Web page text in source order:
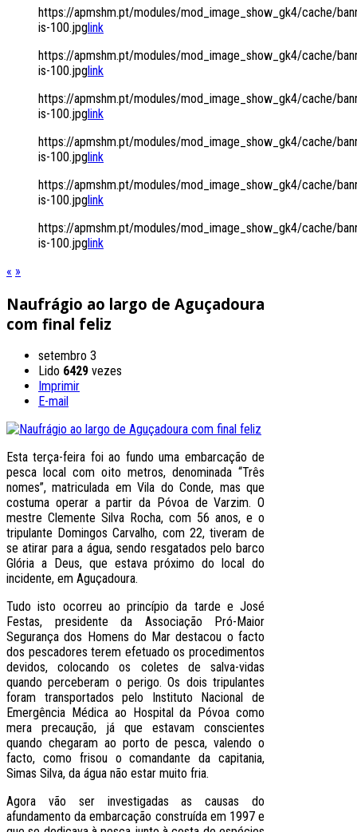
https://apmshm.pt/modules/mod_image_show_gk4/cache/
is-100.jpglink
https://apmshm.pt/modules/mod_image_show_gk4/cache/
is-100.jpglink
https://apmshm.pt/modules/mod_image_show_gk4/cache/
is-100.jpglink
https://apmshm.pt/modules/mod_image_show_gk4/cache/
is-100.jpglink
https://apmshm.pt/modules/mod_image_show_gk4/cache/
is-100.jpglink
https://apmshm.pt/modules/mod_image_show_gk4/cache/
is-100.jpglink
« »
Naufrágio ao largo de Aguçadoura
com final feliz
setembro 3
Lido 6429 vezes
Imprimir
E-mail
Esta terça-feira foi ao fundo uma embarcação de
pesca local com oito metros, denominada “Três
nomes”, matriculada em Vila do Conde, mas que
costuma operar a partir da Póvoa de Varzim. O
mestre Clemente Silva Rocha, com 56 anos, e o
tripulante Domingos Carvalho, com 22, tiveram de
se atirar para a água, sendo resgatados pelo barco
Glória a Deus, que estava próximo do local do
incidente, em Aguçadoura.
Tudo isto ocorreu ao princípio da tarde e José
Festas, presidente da Associação Pró-Maior
Segurança dos Homens do Mar destacou o facto
dos pescadores terem efetuado os procedimentos
devidos, colocando os coletes de salva-vidas
quando perceberam o perigo. Os dois tripulantes
foram transportados pelo Instituto Nacional de
Emergência Médica ao Hospital da Póvoa como
mera precaução, já que estavam conscientes
quando chegaram ao porto de pesca, valendo o
facto, como frisou o comandante da capitania,
Simas Silva, da água não estar muito fria.
Agora vão ser investigadas as causas do
afundamento da embarcação construída em 1997 e